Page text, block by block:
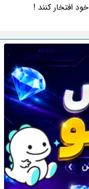
خود افتخار کنند !